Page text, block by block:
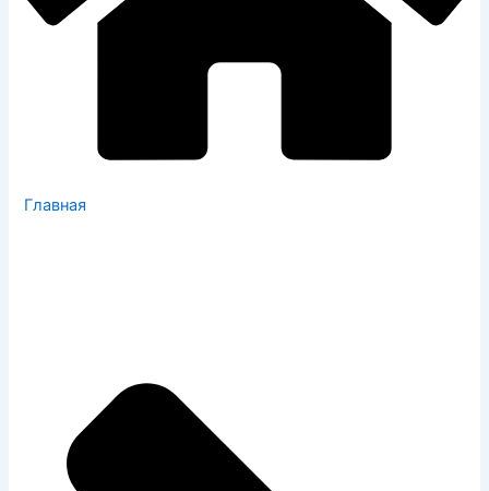
Главная